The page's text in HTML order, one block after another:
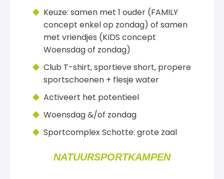
Keuze: samen met 1 ouder (FAMILY
concept enkel op zondag) of samen
met vriendjes (KIDS concept
Woensdag of zondag)
Club T-shirt, sportieve short, propere
sportschoenen + flesje water
Activeert het potentieel
Woensdag &/of zondag
Sportcomplex Schotte: grote zaal
NATUURSPORTKAMPEN